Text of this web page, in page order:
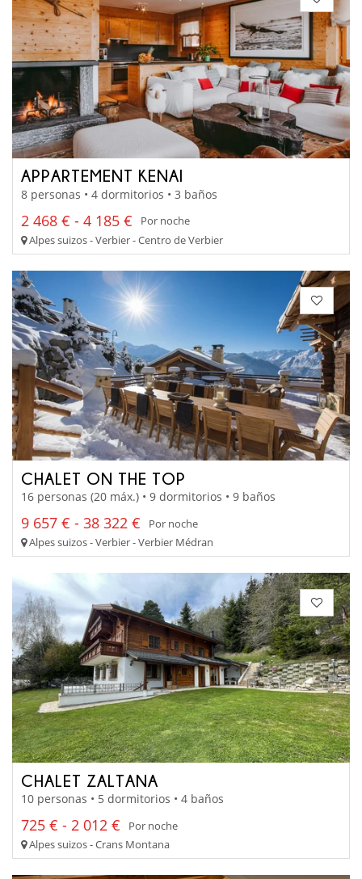
APPARTEMENT KENAI
8 personas • 4 dormitorios • 3 baños
2 468 € - 4 185 €
Por noche
Alpes suizos - Verbier - Centro de Verbier
CHALET ON THE TOP
16 personas (20 máx.) • 9 dormitorios • 9 baños
9 657 € - 38 322 €
Por noche
Alpes suizos - Verbier - Verbier Médran
CHALET ZALTANA
10 personas • 5 dormitorios • 4 baños
725 € - 2 012 €
Por noche
Alpes suizos - Crans Montana